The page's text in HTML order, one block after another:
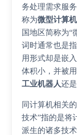
务处理需求服
称为微型计算机
国地区简称为“
词时通常也是
用形式却是嵌
体积小，并被
工业机器人还是
同计算机相关
技术”指的是将
派生的诸多技